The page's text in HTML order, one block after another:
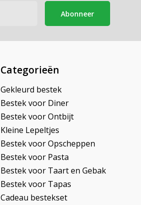
Abonneer
Categorieën
Gekleurd bestek
Bestek voor Diner
Bestek voor Ontbijt
Kleine Lepeltjes
Bestek voor Opscheppen
Bestek voor Pasta
Bestek voor Taart en Gebak
Bestek voor Tapas
Cadeau bestekset